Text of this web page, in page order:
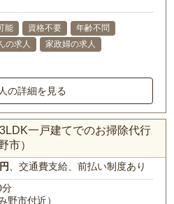
能 資格不要
年齢不問
の求人
家政婦の求人
の詳細を見る
一戸建てでのお掃除代行
市）
、交通費支給、前払い制度あり
分
野市付近）